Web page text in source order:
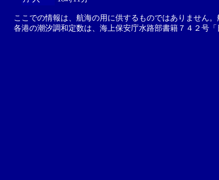
ここでの情報は、航海の用に供するものではありません
各港の潮汐調和定数は、海上保安庁水路部書籍７４２号